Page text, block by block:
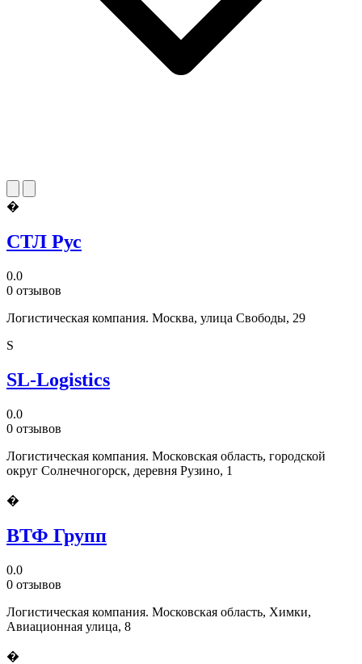
�
СТЛ Рус
0.0
0 отзывов
Логистическая компания. Москва, улица Свободы, 29
S
SL-Logistics
0.0
0 отзывов
Логистическая компания. Московская область, городской
округ Солнечногорск, деревня Рузино, 1
�
ВТФ Групп
0.0
0 отзывов
Логистическая компания. Московская область, Химки,
Авиационная улица, 8
�